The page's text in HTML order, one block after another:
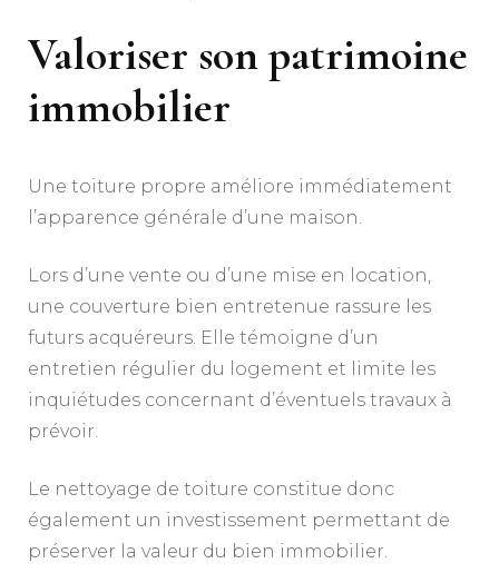
Valoriser son patrimoine
immobilier
Une toiture propre améliore immédiatement
l’apparence générale d’une maison.
Lors d’une vente ou d’une mise en location,
une couverture bien entretenue rassure les
futurs acquéreurs. Elle témoigne d’un
entretien régulier du logement et limite les
inquiétudes concernant d’éventuels travaux à
prévoir.
Le nettoyage de toiture constitue donc
également un investissement permettant de
préserver la valeur du bien immobilier.